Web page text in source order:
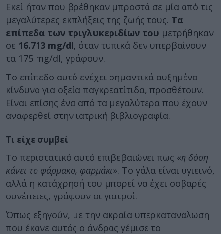
Εκεί ήταν που βρέθηκαν μπροστά σε μία από τις
μεγαλύτερες εκπλήξεις της ζωής τους. Τα
επίπεδα των τριγλυκεριδίων του μετρήθηκαν
σε 16.713 mg/dl, όταν τυπικά δεν υπερβαίνουν
τα 175 mg/dl, γράφουν.
Το επίπεδο αυτό ενέχει σημαντικά αυξημένο
κίνδυνο για οξεία παγκρεατίτιδα, προσθέτουν.
Είναι επίσης ένα από τα μεγαλύτερα που έχουν
αναφερθεί στην ιατρική βιβλιογραφία.
Τι είχε συμβεί
Το περιστατικό αυτό επιβεβαιώνει πως «η δόση
κάνει το φάρμακο, φαρμάκι». Το γάλα είναι υγιεινό,
αλλά η κατάχρησή του μπορεί να έχει σοβαρές
συνέπειες, γράφουν οι γιατροί.
Όπως εξηγούν, με την ακραία υπερκατανάλωση
που έκανε αυτός ο άνδρας γέμισε το